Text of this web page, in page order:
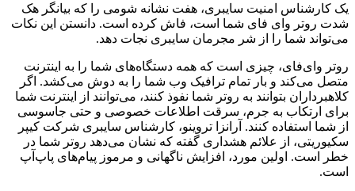
یک کارشناس امنیت سایبری، هفت نشانه شومی را که بیانگر هک
شدت روتر وای فای شما است، فاش کرده است. دانستن این نکات
می‌تواند شما را از شر مجرمان سایبری نجات دهد.
روتر وای‌فای، چیزی است که همه دستگاه‌های شما را به اینترنت
متصل می‌کند و بار تمام ترافیک وب شما را به دوش می‌کشد. اگر
کلاهبرداران بتوانند به روتر شما نفوذ کنند، می‌توانند از اینترنت شما
برای ارتکاب به جرم، سرقت اطلاعات خصوصی و حتی جاسوسی
از شما استفاده کنند. آرانزا تروینو، کارشناس سایبری شرکت کیپر
سکیوریتی، از علائم هشداری گفته که نشان می‌دهد روتر شما در
خطر است. اولین مورد، افزایش ناگهانی و مرموز پیام‌های پاپ‌آپ
است.